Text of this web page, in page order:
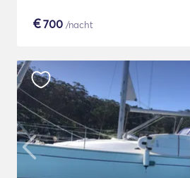
€700 /nacht